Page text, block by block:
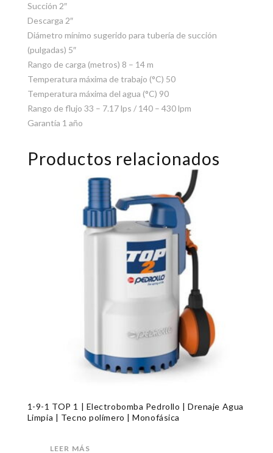
Succión 2″
Descarga 2″
Diámetro mínimo sugerido para tubería de succión
(pulgadas) 5″
Rango de carga (metros) 8 – 14 m
Temperatura máxima de trabajo (°C) 50
Temperatura máxima del agua (°C) 90
Rango de flujo 33 – 7.17 lps / 140 – 430 lpm
Garantía 1 año
Productos relacionados
1-9-1 TOP 1 | Electrobomba Pedrollo | Drenaje Agua
Limpia | Tecno polímero | Monofásica
LEER MÁS